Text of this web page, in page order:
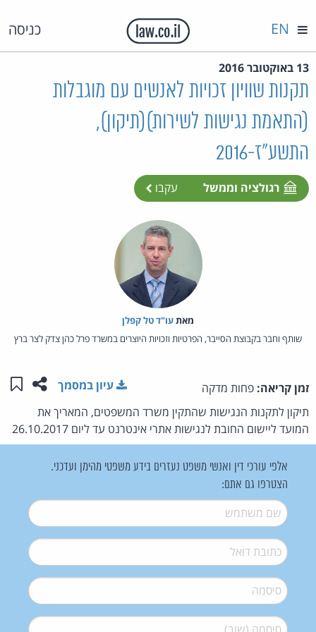
כניסה EN
13 באוקטובר 2016
תקנות שוויון זכויות לאנשים עם מוגבלות
(התאמת נגישות לשירות)(תיקון),
התשע"ז-2016
רגולציה וממשל עקבו
מאת‏עו"ד טל קפלן
שותף וחבר בקבוצת הסייבר, הפרטיות וזכויות היוצרים במשרד פרל כהן צדק לצר ברץ
זמן קריאה: פחות מדקה שתפו
עיון במסמך
תיקון לתקנות הנגישות שהתקין משרד המשפטים, המאריך את
המועד ליישום החובת לנגישות אתרי אינטרנט עד ליום 26.10.2017
אלפי עורכי דין ואנשי משפט נעזרים בידע משפטי מהימן ועדכני.
הצטרפו גם אתם:
שם משתמש*
דואל*
סיסמה*
סיסמה (שוב)*